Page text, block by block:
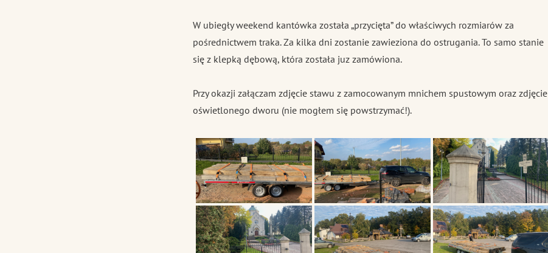
W ubiegły weekend kantówka została „przycięta” do właściwych rozmiarów za
pośrednictwem traka. Za kilka dni zostanie zawieziona do ostrugania. To samo stanie
się z klepką dębową, która została juz zamówiona.
Przy okazji załączam zdjęcie stawu z zamocowanym mnichem spustowym oraz zdjęcie
oświetlonego dworu (nie mogłem się powstrzymać!).